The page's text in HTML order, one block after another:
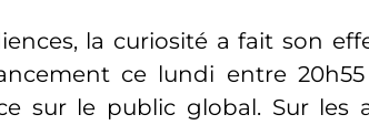
la curiosité a fait son
ce lundi entre
sur le public global. Sur les